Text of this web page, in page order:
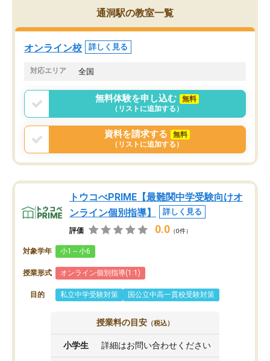
通洞駅の教室一覧
オンライン校 詳しく見る
対応エリア 全国
無料体験を申し込む
無料
（リストに追加する）
資料を請求する
無料
（リストに追加する）
トウコべPRIME【最難関中学受験向けオ
ンライン個別指導】
詳しく見る
評価 0.0 （0件）
対象学年 小1～小6
授業形式 オンライン個別指導(1:1)
目的 私立中学受験対策 国公立中高一貫校受験対策
授業料の目安 （税込）
小学生 詳細はお問い合わせください